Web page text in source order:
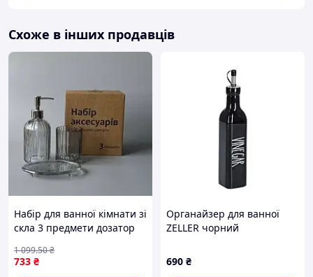
Схоже в інших продавців
Набір для ванної кімнати зі
скла 3 предмети дозатор
стилю мінімалізм і
зручності FLAME
733 ₴
1 099.50₴
Органайзер для ванної
ZELLER чорний
690 ₴